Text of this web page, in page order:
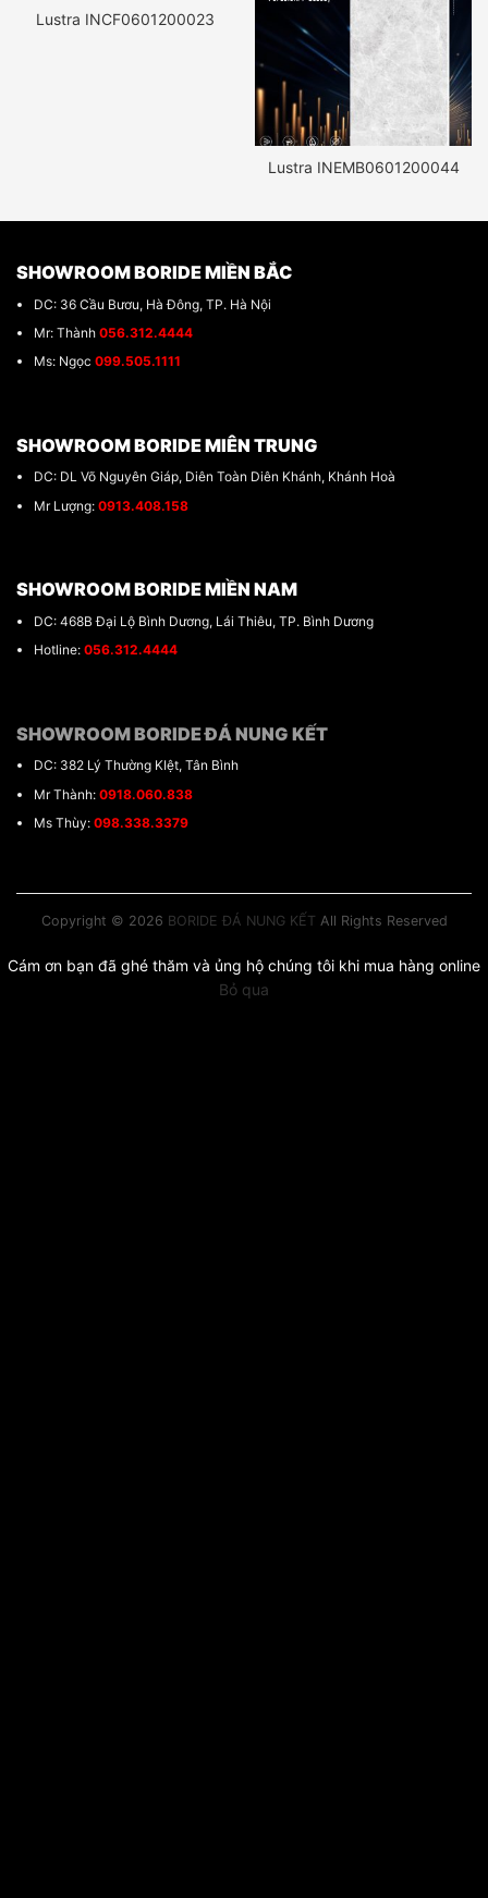
Lustra INCF0601200023
Lustra INEMB0601200044
SHOWROOM BORIDE MIỀN BẮC
DC: 36 Cầu Bươu, Hà Đông, TP. Hà Nội
Mr: Thành 056.312.4444
Ms: Ngọc 099.505.1111
SHOWROOM BORIDE MIÊN TRUNG
DC: DL Võ Nguyên Giáp, Diên Toàn Diên Khánh, Khánh Hoà
Mr Lượng: 0913.408.158
SHOWROOM BORIDE MIỀN NAM
DC: 468B Đại Lộ Bình Dương, Lái Thiêu, TP. Bình Dương
Hotline: 056.312.4444
SHOWROOM BORIDE ĐÁ NUNG KẾT
DC: 382 Lý Thường KIệt, Tân Bình
Mr Thành: 0918.060.838
Ms Thùy: 098.338.3379
Copyright © 2026 BORIDE ĐÁ NUNG KẾT All Rights Reserved
Cám ơn bạn đã ghé thăm và ủng hộ chúng tôi khi mua hàng online
Bỏ qua